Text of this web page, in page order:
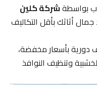
شركة كلين
أثاثك بأقل التكاليف
بأسعار مخفضة،
وتنظيف النوافذ